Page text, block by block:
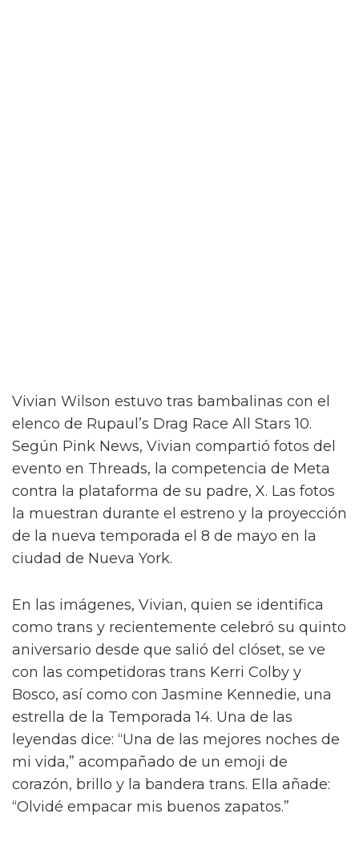
Vivian Wilson estuvo tras bambalinas con el
elenco de Rupaul’s Drag Race All Stars 10.
Según Pink News, Vivian compartió fotos del
evento en Threads, la competencia de Meta
contra la plataforma de su padre, X. Las fotos
la muestran durante el estreno y la proyección
de la nueva temporada el 8 de mayo en la
ciudad de Nueva York.
En las imágenes, Vivian, quien se identifica
como trans y recientemente celebró su quinto
aniversario desde que salió del clóset, se ve
con las competidoras trans Kerri Colby y
Bosco, así como con Jasmine Kennedie, una
estrella de la Temporada 14. Una de las
leyendas dice: “Una de las mejores noches de
mi vida,” acompañado de un emoji de
corazón, brillo y la bandera trans. Ella añade:
“Olvidé empacar mis buenos zapatos.”